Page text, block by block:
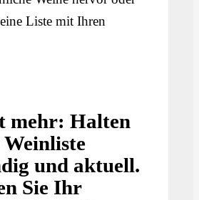
Liste mit Ihren
mehr: Halten
Weinliste
und aktuell.
Sie Ihr